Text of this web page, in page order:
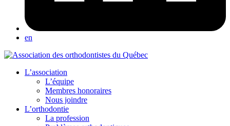
en
L’association
L’équipe
Membres honoraires
Nous joindre
L’orthodontie
La profession